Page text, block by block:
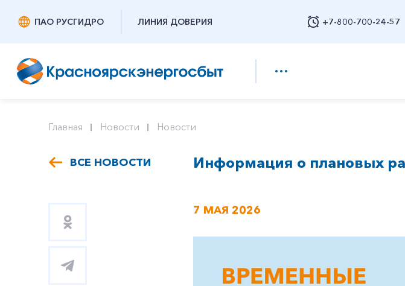
ПАО РУСГИДРО ЛИНИЯ ДОВЕРИЯ +7-800-700-24-57
Заказать обратный
Главная Новости Новости
ВСЕ НОВОСТИ Информация о плановых
7 МАЯ 2026